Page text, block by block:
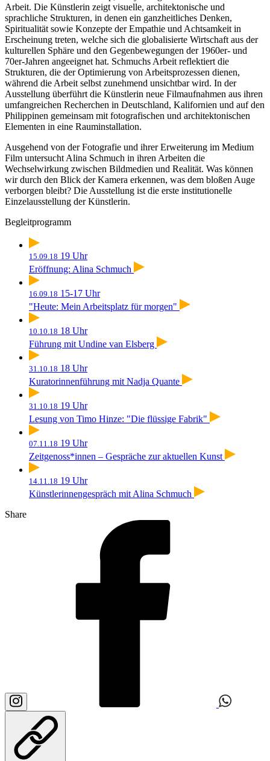
Arbeit. Die Künstlerin zeigt visuelle, architektonische und
sprachliche Strukturen, in denen ein ganzheitliches Denken,
Spiritualität sowie Konzepte der Empathie und Achtsamkeit in
Erscheinung treten, welche sich die globalisierte Wirtschaft aus der
kulturellen Sphäre und den Gegenbewegungen der 1960er- und
70er-Jahren angeeignet hat. Schmuchs Arbeit reflektiert die
Strukturen, die der Optimierung von Arbeitsprozessen dienen,
während die Arbeit selbst zunehmend unsichtbar wird. In der
Ausstellung überführt die Künstlerin neue Filmaufnahmen aus ihren
umfangreichen Recherchen in Deutschland, Kalifornien und auf den
Philippinen gemeinsam mit fotografischen und architektonischen
Elementen in eine Rauminstallation.
Ausgehend von der Fotografie und ihrer Erweiterung im Medium
Film untersucht Alina Schmuch in ihren Arbeiten die
Wechselwirkung zwischen Bildmedien und Realität. Was können
wir durch den Blick der Kamera erkennen, was dem bloßen Auge
verborgen bleibt? Die Ausstellung ist die erste institutionelle
Einzelausstellung der Künstlerin.
Begleitprogramm
15.09.18 19 Uhr
Eröffnung: Alina Schmuch
16.09.18 15-17 Uhr
"Heute: Mein Arbeitsplatz für morgen"
10.10.18 18 Uhr
Führung mit Undine van Elsberg
31.10.18 18 Uhr
Kuratorinnenführung mit Nadja Quante
31.10.18 19 Uhr
Lesung von Timo Hinze: "Die flüssige Fabrik"
07.11.18 19 Uhr
Zeitgenoss*innen – Gespräche zur aktuellen Kunst
14.11.18 19 Uhr
Künstlerinnengespräch mit Alina Schmuch
Share